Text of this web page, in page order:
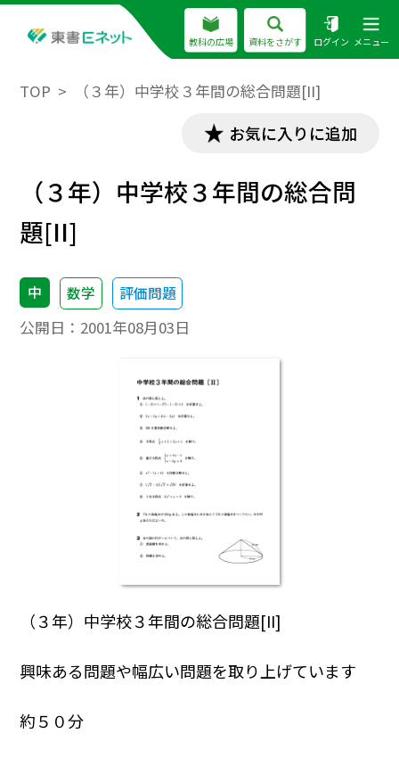
教科の広場 資料をさがす ログイン メニュー
TOP （３年）中学校３年間の総合問題[II]
お気に入りに追加
（３年）中学校３年間の総合問
題[II]
中 数学 評価問題
公開日： 2001年08月03日
（３年）中学校３年間の総合問題[II]
興味ある問題や幅広い問題を取り上げています
約５０分